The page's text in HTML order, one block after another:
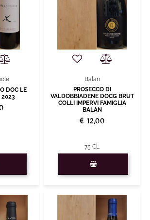
DOC LE
2023
Balan
PROSECCO DI
VALDOBBIADENE DOCG BRUT
COLLI IMPERVI FAMIGLIA
BALAN
€ 12,00
75 CL